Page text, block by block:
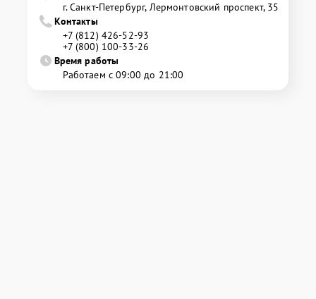
г. Санкт-Петербург, Лермонтовский проспект, 35
Контакты
+7 (812) 426-52-93
+7 (800) 100-33-26
Время работы
Работаем с 09:00 до 21:00